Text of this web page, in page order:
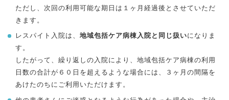
ただし、次回の利用可能な期日は１ヶ月経過後とさせていただ
きます。
レスパイト入院は、 地域包括ケア病棟入院と同じ扱いになりま
す。
したがって、繰り返しの入院により、地域包括ケア病棟の利用
日数の合計が６０日を超えるような場合には、３ヶ月の間隔を
あけたのちにご利用いただけます。